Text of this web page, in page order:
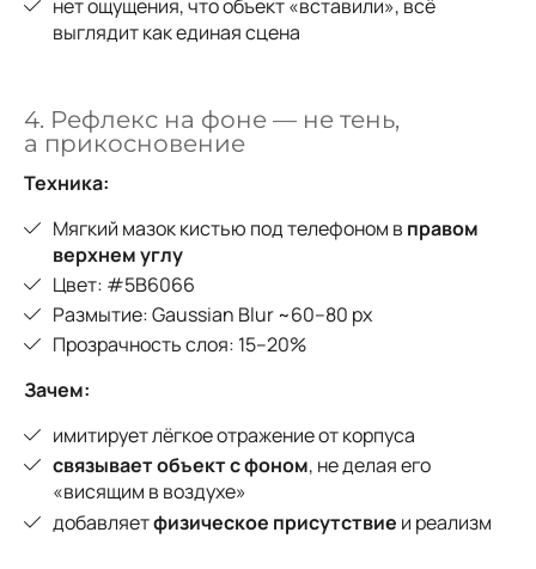
нет ощущения, что объект «вставили», всё
выглядит как единая сцена
4. Рефлекс на фоне — не тень,
а прикосновение
Техника:
Мягкий мазок кистью под телефоном в правом
верхнем углу
Цвет: #5B6066
Размытие: Gaussian Blur ~60–80 px
Прозрачность слоя: 15–20%
Зачем:
имитирует лёгкое отражение от корпуса
связывает объект с фоном, не делая его
«висящим в воздухе»
добавляетфизическое присутствие и реализм